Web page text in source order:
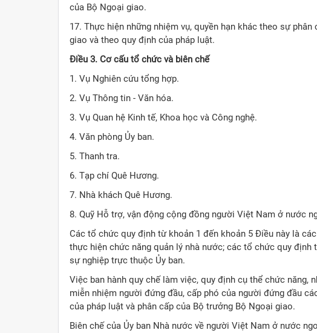
của Bộ Ngoại giao.
17. Thực hiện những nhiệm vụ, quyền hạn khác theo sự
giao và theo quy định của pháp luật.
Điều 3. Cơ cấu tổ chức và biên chế
1. Vụ Nghiên cứu tổng hợp.
2. Vụ Thông tin - Văn hóa.
3. Vụ Quan hệ Kinh tế, Khoa học và Công nghệ.
4. Văn phòng Ủy ban.
5. Thanh tra.
6. Tạp chí Quê Hương.
7. Nhà khách Quê Hương.
8. Quỹ Hỗ trợ, vận động cộng đồng người Việt Nam ở nước
Các tổ chức quy định từ khoản 1 đến khoản 5 Điều này là
thực hiện chức năng quản lý nhà nước; các tổ chức quy
sự nghiệp trực thuộc Ủy ban.
Việc ban hành quy chế làm việc, quy định cụ thể chức năng,
miễn nhiệm người đứng đầu, cấp phó của người đứng đầu
của pháp luật và phân cấp của Bộ trưởng Bộ Ngoại giao.
Biên chế của Ủy ban Nhà nước về người Việt Nam ở nước